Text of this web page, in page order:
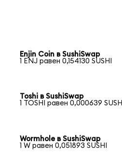
Enjin Coin в SushiSwap
1 ENJ равен 0,154130 SUSHI
Toshi в SushiSwap
1 TOSHI равен 0,000639 SUSHI
Wormhole в SushiSwap
1 W равен 0,051893 SUSHI